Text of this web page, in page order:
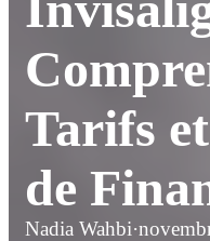
Tarifs
de
Nadia Wahbi·